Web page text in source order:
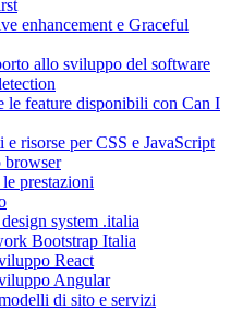
enhancement e Graceful
allo sviluppo del software
le feature disponibili con Can I
e risorse per CSS e JavaScript
browser
prestazioni
system .italia
Bootstrap Italia
React
Angular
di sito e servizi